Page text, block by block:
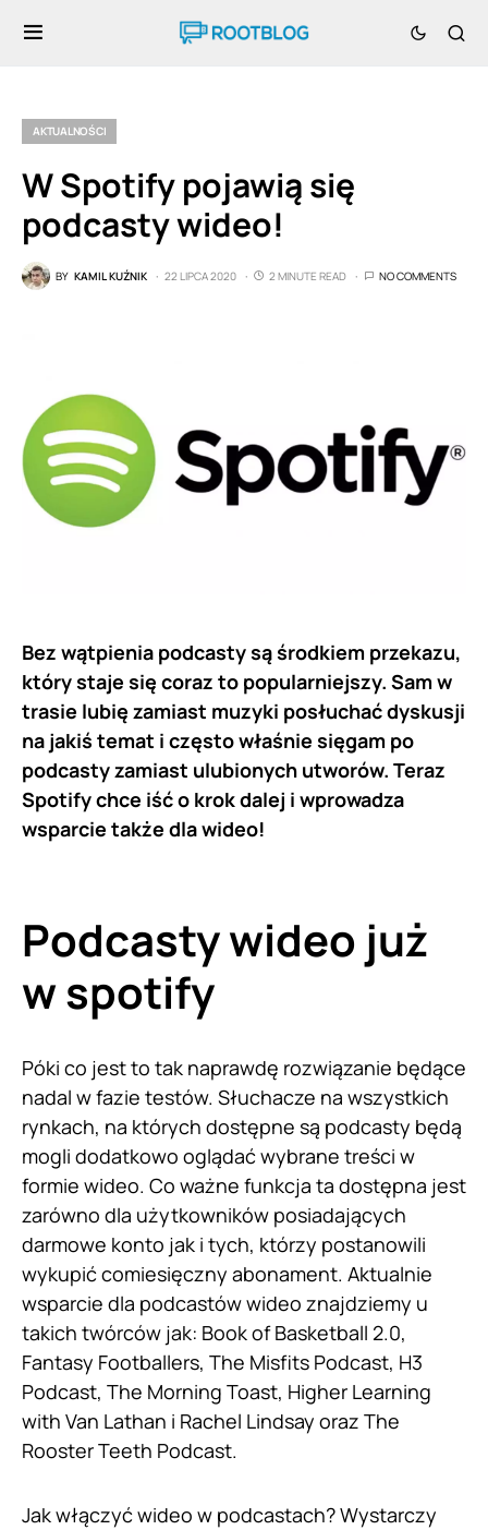
AKTUALNOŚCI
W Spotify pojawią się
podcasty wideo!
BY KAMIL KUŹNIK 22 LIPCA 2020 2 MINUTE READ NO COMMENTS
Bez wątpienia podcasty są środkiem przekazu,
który staje się coraz to popularniejszy. Sam w
trasie lubię zamiast muzyki posłuchać dyskusji
na jakiś temat i często właśnie sięgam po
podcasty zamiast ulubionych utworów. Teraz
Spotify chce iść o krok dalej i wprowadza
wsparcie także dla wideo!
Podcasty wideo już
w spotify
Póki co jest to tak naprawdę rozwiązanie będące
nadal w fazie testów. Słuchacze na wszystkich
rynkach, na których dostępne są podcasty będą
mogli dodatkowo oglądać wybrane treści w
formie wideo. Co ważne funkcja ta dostępna jest
zarówno dla użytkowników posiadających
darmowe konto jak i tych, którzy postanowili
wykupić comiesięczny abonament. Aktualnie
wsparcie dla podcastów wideo znajdziemy u
takich twórców jak: Book of Basketball 2.0,
Fantasy Footballers, The Misfits Podcast, H3
Podcast, The Morning Toast, Higher Learning
with Van Lathan i Rachel Lindsay oraz The
Rooster Teeth Podcast.
Jak włączyć wideo w podcastach? Wystarczy